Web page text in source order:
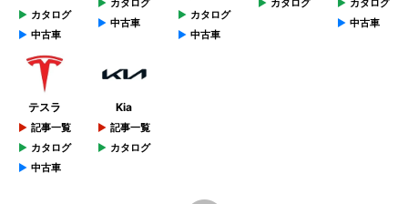
カタログ
中古車
カタログ
中古車
カタログ
中古車
カタログ
カタログ
中古車
テスラ
記事一覧
カタログ
中古車
Kia
記事一覧
カタログ